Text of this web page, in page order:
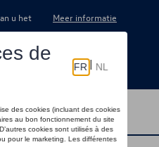
u het
Meer informatie